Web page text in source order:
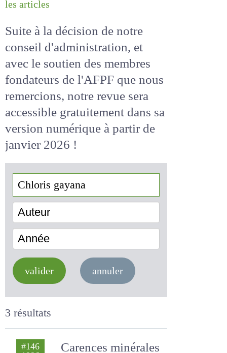
Nouveauté 2026 : accès gratuit à
Suite à la décision de notre
conseil d'administration, et
avec le soutien des membres
fondateurs de l'AFPF que nous
remercions, notre revue sera
accessiblegratuitementdans
sa version numérique
de janvier 2026 !
Auteur
valider annuler
3 résultats